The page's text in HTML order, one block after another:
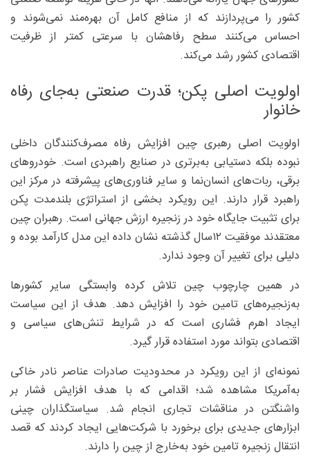
کشور را می‌پردازند که از منافع کامل آن بهره‌مند نمی‌شوند و
احساس می‌کنند سطح رفاهشان با سرعتی کمتر از ظرفیت
اقتصادی کشور رشد می‌کند.
اولویت اصلی پکن؛ قدرت صنعتی به‌جای رفاه
خانوار
اولویت اصلی رهبری چین افزایش رفاه مصرف‌کنندگان داخلی
نبوده بلکه دستیابی به‌برتری در صنایع راهبردی است. خودروهای
برقی، ربات‌های انسان‌نما و سایر فناوری‌های پیشرفته در مرکز این
راهبرد قرار دارند. این رویکرد بخشی از استراتژی بلندمدت پکن
برای تثبیت جایگاه خود در زنجیره ارزش جهانی است. رهبران چین
معتقدند موفقیت ۱۲سال گذشته نشان داده این مدل کارآمد بوده و
دلیلی برای تغییر آن وجود ندارد.
در همین چارچوب چین تلاش کرده وابستگی سایر کشورها
به‌زنجیره‌های تامین خود را افزایش دهد. هدف از این سیاست
ایجاد اهرم فشاری است که در شرایط تنش‌های سیاسی و
اقتصادی بتواند مورد استفاده قرار گیرد.
نمونه‌ای از این رویکرد در محدودیت صادرات عناصر نادر خاکی
به‌آمریکا مشاهده شد؛ اقدامی که با هدف افزایش فشار بر
واشنگتن در مناقشات تجاری انجام شد. سیاستگذاران چینی
ابزارهای جدیدی برای برخورد با شرکت‌هایی ایجاد کردند که قصد
انتقال زنجیره تامین خود به‌خارج از چین را دارند.